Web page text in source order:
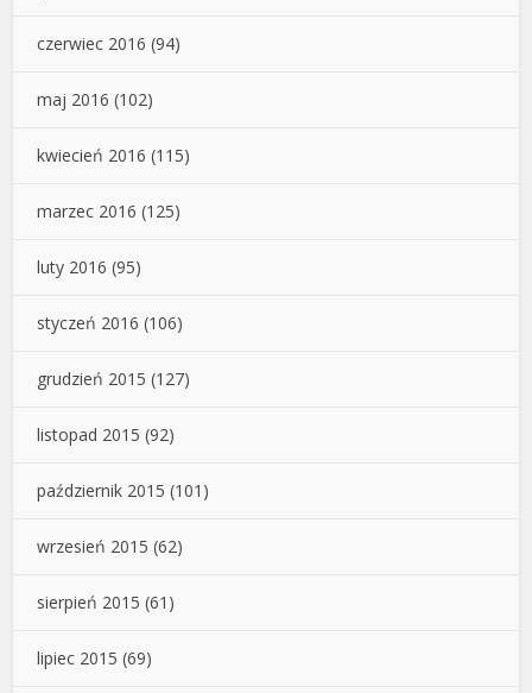
czerwiec 2016 (94)
maj 2016 (102)
kwiecień 2016 (115)
marzec 2016 (125)
luty 2016 (95)
styczeń 2016 (106)
grudzień 2015 (127)
listopad 2015 (92)
październik 2015 (101)
wrzesień 2015 (62)
sierpień 2015 (61)
lipiec 2015 (69)